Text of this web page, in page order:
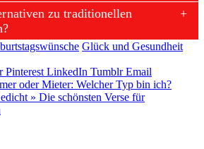
zu traditionellen
Glück und Gesundheit
Pinterest LinkedIn Tumblr Email
oder Mieter: Welcher Typ bin ich?
» Die schönsten Verse für